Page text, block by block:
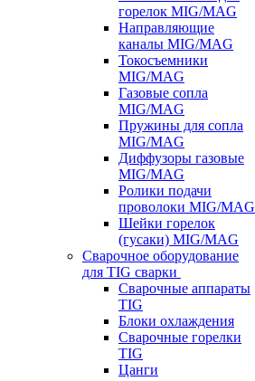
горелок MIG/MAG
Направляющие
каналы MIG/MAG
Токосъемники
MIG/MAG
Газовые сопла
MIG/MAG
Пружины для сопла
MIG/MAG
Диффузоры газовые
MIG/MAG
Ролики подачи
проволоки MIG/MAG
Шейки горелок
(гусаки) MIG/MAG
Сварочное оборудование
для TIG сварки
Сварочные аппараты
TIG
Блоки охлаждения
Сварочные горелки
TIG
Цанги